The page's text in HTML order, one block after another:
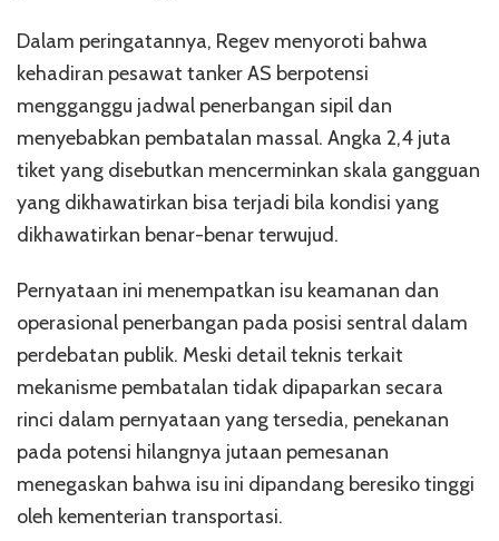
Dalam peringatannya, Regev menyoroti bahwa
kehadiran pesawat tanker AS berpotensi
mengganggu jadwal penerbangan sipil dan
menyebabkan pembatalan massal. Angka 2,4 juta
tiket yang disebutkan mencerminkan skala gangguan
yang dikhawatirkan bisa terjadi bila kondisi yang
dikhawatirkan benar-benar terwujud.
Pernyataan ini menempatkan isu keamanan dan
operasional penerbangan pada posisi sentral dalam
perdebatan publik. Meski detail teknis terkait
mekanisme pembatalan tidak dipaparkan secara
rinci dalam pernyataan yang tersedia, penekanan
pada potensi hilangnya jutaan pemesanan
menegaskan bahwa isu ini dipandang beresiko tinggi
oleh kementerian transportasi.